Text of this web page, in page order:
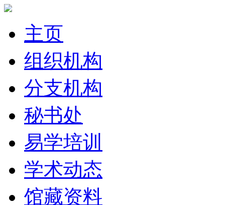
主页
组织机构
分支机构
秘书处
易学培训
学术动态
馆藏资料